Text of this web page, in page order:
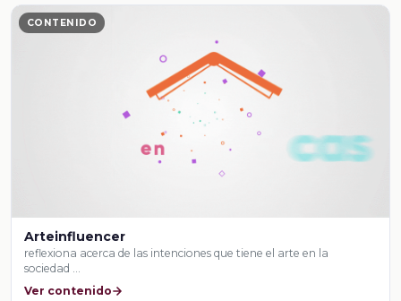
CONTENIDO
Arteinfluencer
reflexiona acerca de las intenciones que tiene el arte en la
sociedad …
Ver contenido